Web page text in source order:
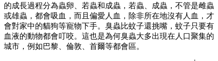
的成長過程分為蟲卵、若蟲和成蟲，若蟲、成蟲，不管是雌蟲
或雄蟲，都會吸血，而且偏愛人血，除非所在地沒有人血，才
會對家中的貓狗等寵物下手。臭蟲比蚊子還挑嘴，蚊子只要有
血液的動物都會叮咬。這也是為何臭蟲大多出現在人口聚集的
城市，例如巴黎、倫敦、首爾等都會區。